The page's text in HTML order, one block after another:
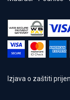
Izjava o zaštiti